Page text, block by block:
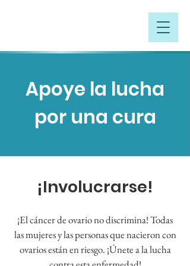
Apoye la lucha
por una cura
¡Involucrarse!
¡El cáncer de ovario no discrimina! Todas
las mujeres y las personas que nacieron con
ovarios están en riesgo. ¡Únete a la lucha